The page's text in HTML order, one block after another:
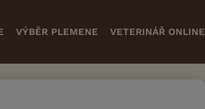
VÝBĚR PLEMENE VETERINÁŘ ONLINE